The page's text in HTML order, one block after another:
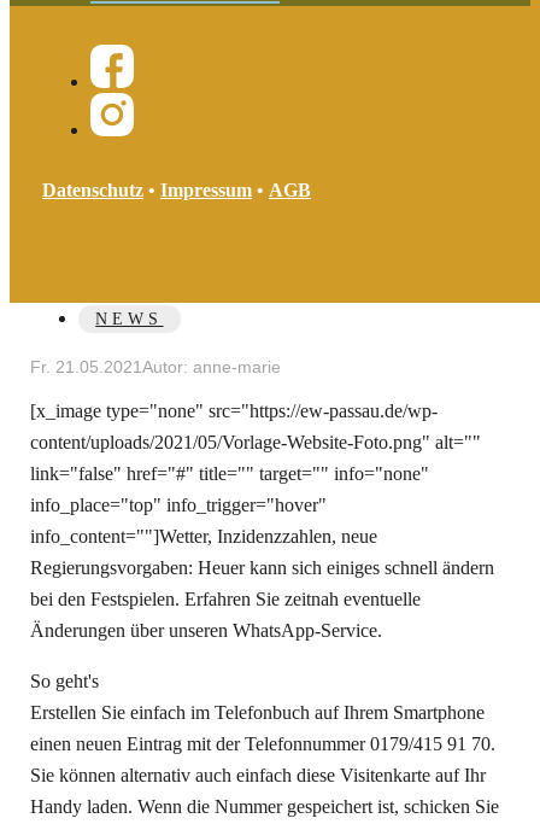
Datenschutz • Impressum • AGB
NEWS EW PUBLIKUMSSERVICE WHATSAPP
WHATSAPP
NEWS
Fr. 21.05.2021Autor: anne-marie
[x_image type="none" src="https://ew-passau.de/wp-
content/uploads/2021/05/Vorlage-Website-Foto.png" alt=""
link="false" href="#" title="" target="" info="none"
info_place="top" info_trigger="hover"
info_content=""]Wetter, Inzidenzzahlen, neue
Regierungsvorgaben: Heuer kann sich einiges schnell ändern
bei den Festspielen. Erfahren Sie zeitnah eventuelle
Änderungen über unseren WhatsApp-Service.
So geht's
Erstellen Sie einfach im Telefonbuch auf Ihrem Smartphone
einen neuen Eintrag mit der Telefonnummer 0179/415 91 70.
Sie können alternativ auch einfach diese Visitenkarte auf Ihr
Handy laden. Wenn die Nummer gespeichert ist, schicken Sie